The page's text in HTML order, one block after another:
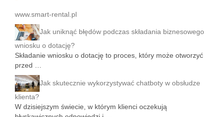
www.smart-rental.pl
Jak uniknąć błędów podczas składania biznesowego
wniosku o dotację?
Składanie wniosku o dotację to proces, który może otworzyć
przed …
Jak skutecznie wykorzystywać chatboty w obsłudze
klienta?
W dzisiejszym świecie, w którym klienci oczekują